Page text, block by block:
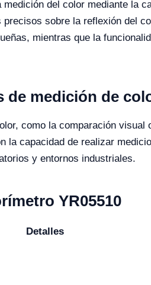
del color mediante la
sobre la reflexión del
mientras que la
de medición de
como la comparación
la capacidad de realizar
y entornos industriales.
YR05510
Detalles